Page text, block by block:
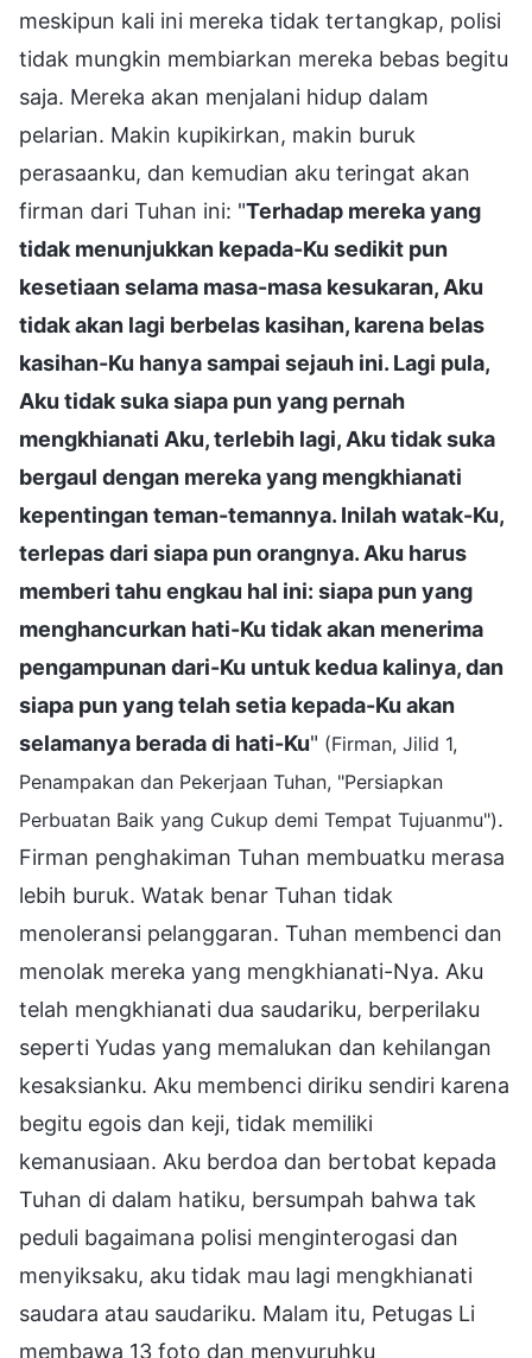
meskipun kali ini mereka tidak tertangkap, polisi
tidak mungkin membiarkan mereka bebas begitu
saja. Mereka akan menjalani hidup dalam
pelarian. Makin kupikirkan, makin buruk
perasaanku, dan kemudian aku teringat akan
firman dari Tuhan ini: "Terhadap mereka yang
tidak menunjukkan kepada-Ku sedikit pun
kesetiaan selama masa-masa kesukaran, Aku
tidak akan lagi berbelas kasihan, karena belas
kasihan-Ku hanya sampai sejauh ini. Lagi pula,
Aku tidak suka siapa pun yang pernah
mengkhianati Aku, terlebih lagi, Aku tidak suka
bergaul dengan mereka yang mengkhianati
kepentingan teman-temannya. Inilah watak-Ku,
terlepas dari siapa pun orangnya. Aku harus
memberi tahu engkau hal ini: siapa pun yang
menghancurkan hati-Ku tidak akan menerima
pengampunan dari-Ku untuk kedua kalinya, dan
siapa pun yang telah setia kepada-Ku akan
selamanya berada di hati-Ku" (Firman, Jilid 1,
Penampakan dan Pekerjaan Tuhan, "Persiapkan
Perbuatan Baik yang Cukup demi Tempat Tujuanmu").
Firman penghakiman Tuhan membuatku merasa
lebih buruk. Watak benar Tuhan tidak
menoleransi pelanggaran. Tuhan membenci dan
menolak mereka yang mengkhianati-Nya. Aku
telah mengkhianati dua saudariku, berperilaku
seperti Yudas yang memalukan dan kehilangan
kesaksianku. Aku membenci diriku sendiri karena
begitu egois dan keji, tidak memiliki
kemanusiaan. Aku berdoa dan bertobat kepada
Tuhan di dalam hatiku, bersumpah bahwa tak
peduli bagaimana polisi menginterogasi dan
menyiksaku, aku tidak mau lagi mengkhianati
saudara atau saudariku. Malam itu, Petugas Li
membawa 13 foto dan menyuruhku